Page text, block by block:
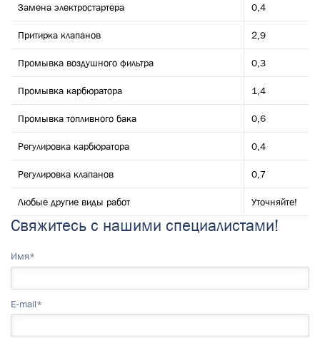
Замена электростартера 0,4
Притирка клапанов 2,9
Промывка воздушного фильтра 0,3
Промывка карбюратора 1,4
Промывка топливного бака 0,6
Регулировка карбюратора 0,4
Регулировка клапанов 0,7
Любые другие виды работ Уточняйте!
Свяжитесь с нашими специалистами!
Имя*
E-mail*